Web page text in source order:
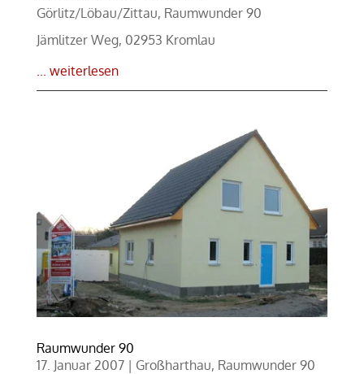
Görlitz/Löbau/Zittau, Raumwunder 90
Jämlitzer Weg, 02953 Kromlau
... weiterlesen
Raumwunder 90
17. Januar 2007| Großharthau, Raumwunder 90